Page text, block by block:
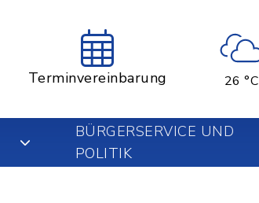
Terminvereinbarung 26 °C
BÜRGERSERVICE UND
POLITIK